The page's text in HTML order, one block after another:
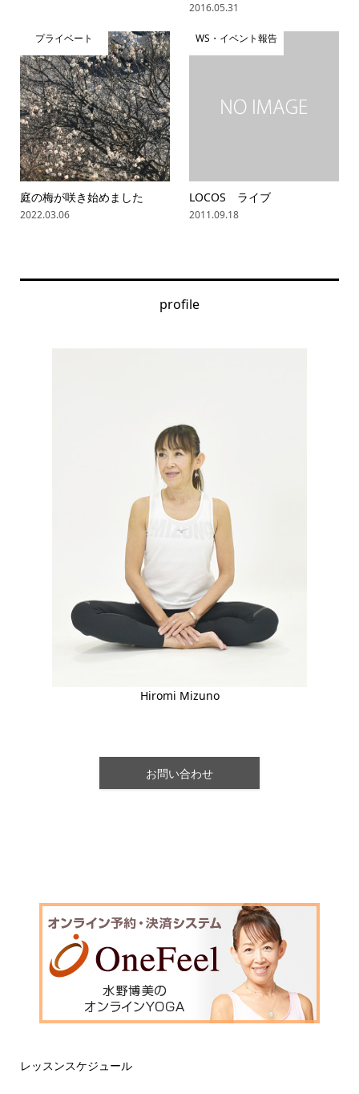
2016.05.31
プライベート
庭の梅が咲き始めました
2022.03.06
WS・イベント報告
LOCOS ライブ
2011.09.18
profile
Hiromi Mizuno
お問い合わせ
レッスンスケジュール